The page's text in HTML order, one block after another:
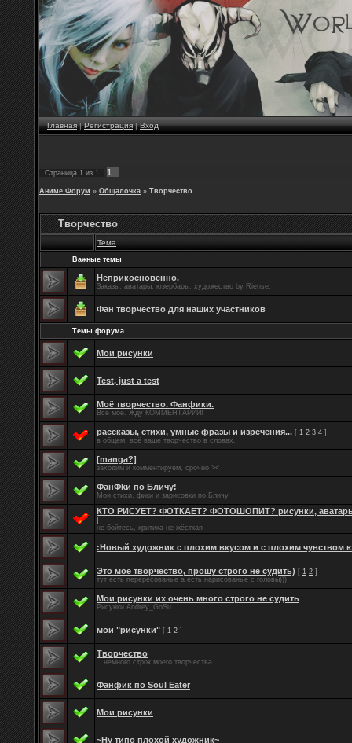
Главная|Регистрация|Вход
Страница 1 из 1 1
Аниме Форум » Общалочка » Творчество
Творчество
Тема
Важные темы
Неприкосновенно.
Заказы, аватары, юзербары, художество by Riense.
Фан творчество для наших участников
Темы форума
Мои рисунки
Test, just a test
Моё творчество. Фанфики.
Всё моё. Жду КОММЕНТАРИИ!
рассказы, стихи, умные фразы и изречения... [ 1 2 3 4 ]
в общем, всё ваше творчество в словах.
[manga?]
заходим и комментируем, срочно ><
ФанФkи по Бличу!
Мои стихи, фики и зарисовки по Бличу
КТО РИСУЕТ? ФОТКАЕТ? ФОТОШОПИТ? рисунки,
]
не бойтесь, критика не жёсткая
:Новый художник с плохим вкусом и с плохим чувством
Это мое творчество, прошу строго не судить) [ 1 2 ]
тут есть перересованые а есть нарисованые с головы)))
Мои рисунки их очень много строго не судить
Рисунки Andrey_GoSu
мои "рисунки" [ 1 2 ]
Творчество
...немного строк моего творчества
Фанфик по Soul Eater
Мои рисунки
~Ну типо плохой художник~